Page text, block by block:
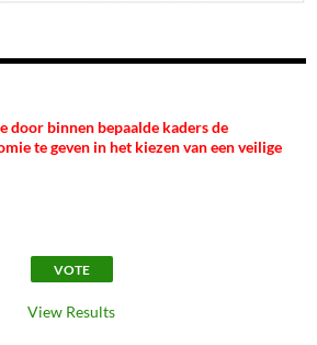
door binnen bepaalde kaders de
te geven in het kiezen van een veilige
View Results